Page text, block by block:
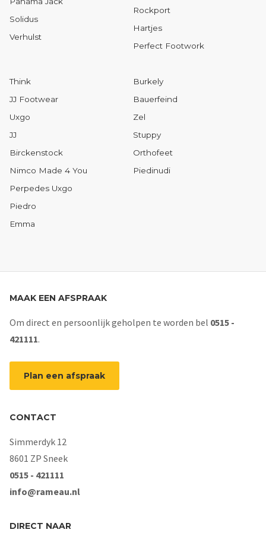
Solidus
Verhulst
Rockport
Hartjes
Perfect Footwork
Think
JJ Footwear
Uxgo
JJ
Birckenstock
Nimco Made 4 You
Perpedes Uxgo
Piedro
Emma
Burkely
Bauerfeind
Zel
Stuppy
Orthofeet
Piedinudi
MAAK EEN AFSPRAAK
Om direct en persoonlijk geholpen te worden bel 0515 -
421111.
Plan een afspraak
CONTACT
Simmerdyk 12
8601 ZP Sneek
0515 - 421111
info@rameau.nl
DIRECT NAAR